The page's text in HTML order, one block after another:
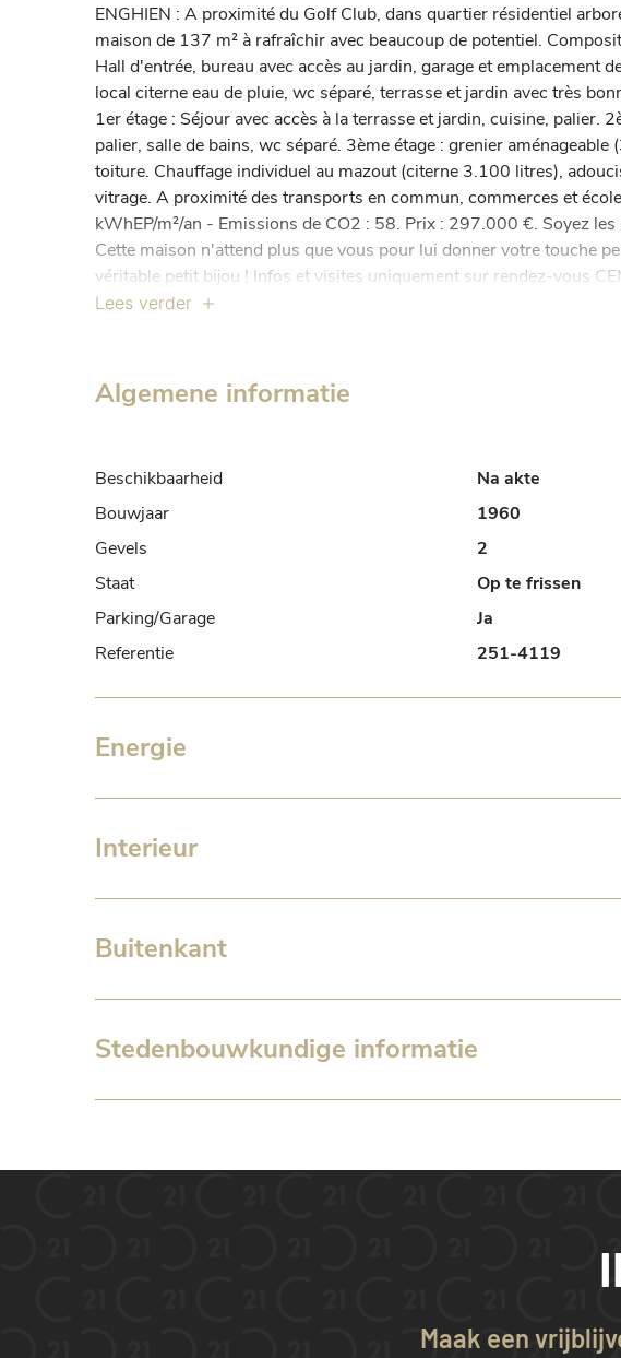
ENGHIEN : A proximité du Golf Club, dans quartier résidentiel
maison de 137 m² à rafraîchir avec beaucoup de potentiel.
Hall d'entrée, bureau avec accès au jardin, garage et emplacement
local citerne eau de pluie, wc séparé, terrasse et jardin avec très
1er étage : Séjour avec accès à la terrasse et jardin, cuisine, palier.
palier, salle de bains, wc séparé. 3ème étage : grenier aménageable
toiture. Chauffage individuel au mazout (citerne 3.100 litres),
vitrage. A proximité des transports en commun, commerces et
kWhEP/m²/an - Emissions de CO2 : 58. Prix : 297.000 €. Soyez
Cette maison n'attend plus que vous pour lui donner votre touche
véritable petit bijou ! Infos et visites uniquement sur rendez-vous
02/340 37 00 ou info@century21bascule.be ou
Lees verder
Algemene informatie
Beschikbaarheid
Na akte
Bouwjaar
1960
Gevels
2
Staat
Op te frissen
Parking/Garage
Ja
Referentie
251-4119
Energie
Interieur
Buitenkant
Stedenbouwkundige informatie
Maak een